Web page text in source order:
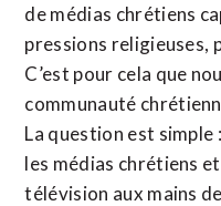
de médias chrétiens
pressions religieuses,
C’est pour cela que
communauté
La question est
les médias chrétiens
télévision aux mains